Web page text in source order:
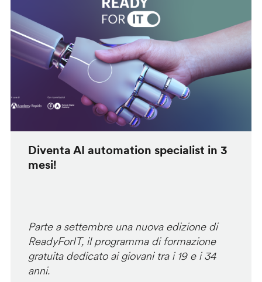
Diventa AI automation specialist in 3
mesi!
Parte a settembre una nuova edizione di
ReadyForIT, il programma di formazione
gratuita dedicato ai giovani tra i 19 e i 34
anni.